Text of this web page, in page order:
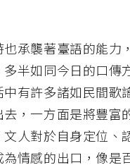
承襲著臺語的能力
半如同今日的口傳
有許多諸如民間歌
，一方面是將豐富
人對於自身定位、
情感的出口，像是